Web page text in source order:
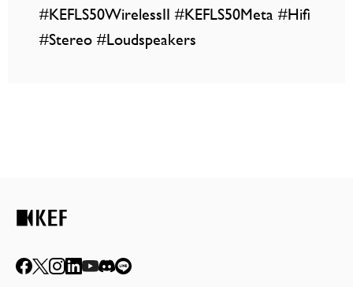
#KEFLS50WirelessII #KEFLS50Meta #Hifi
#Stereo #Loudspeakers